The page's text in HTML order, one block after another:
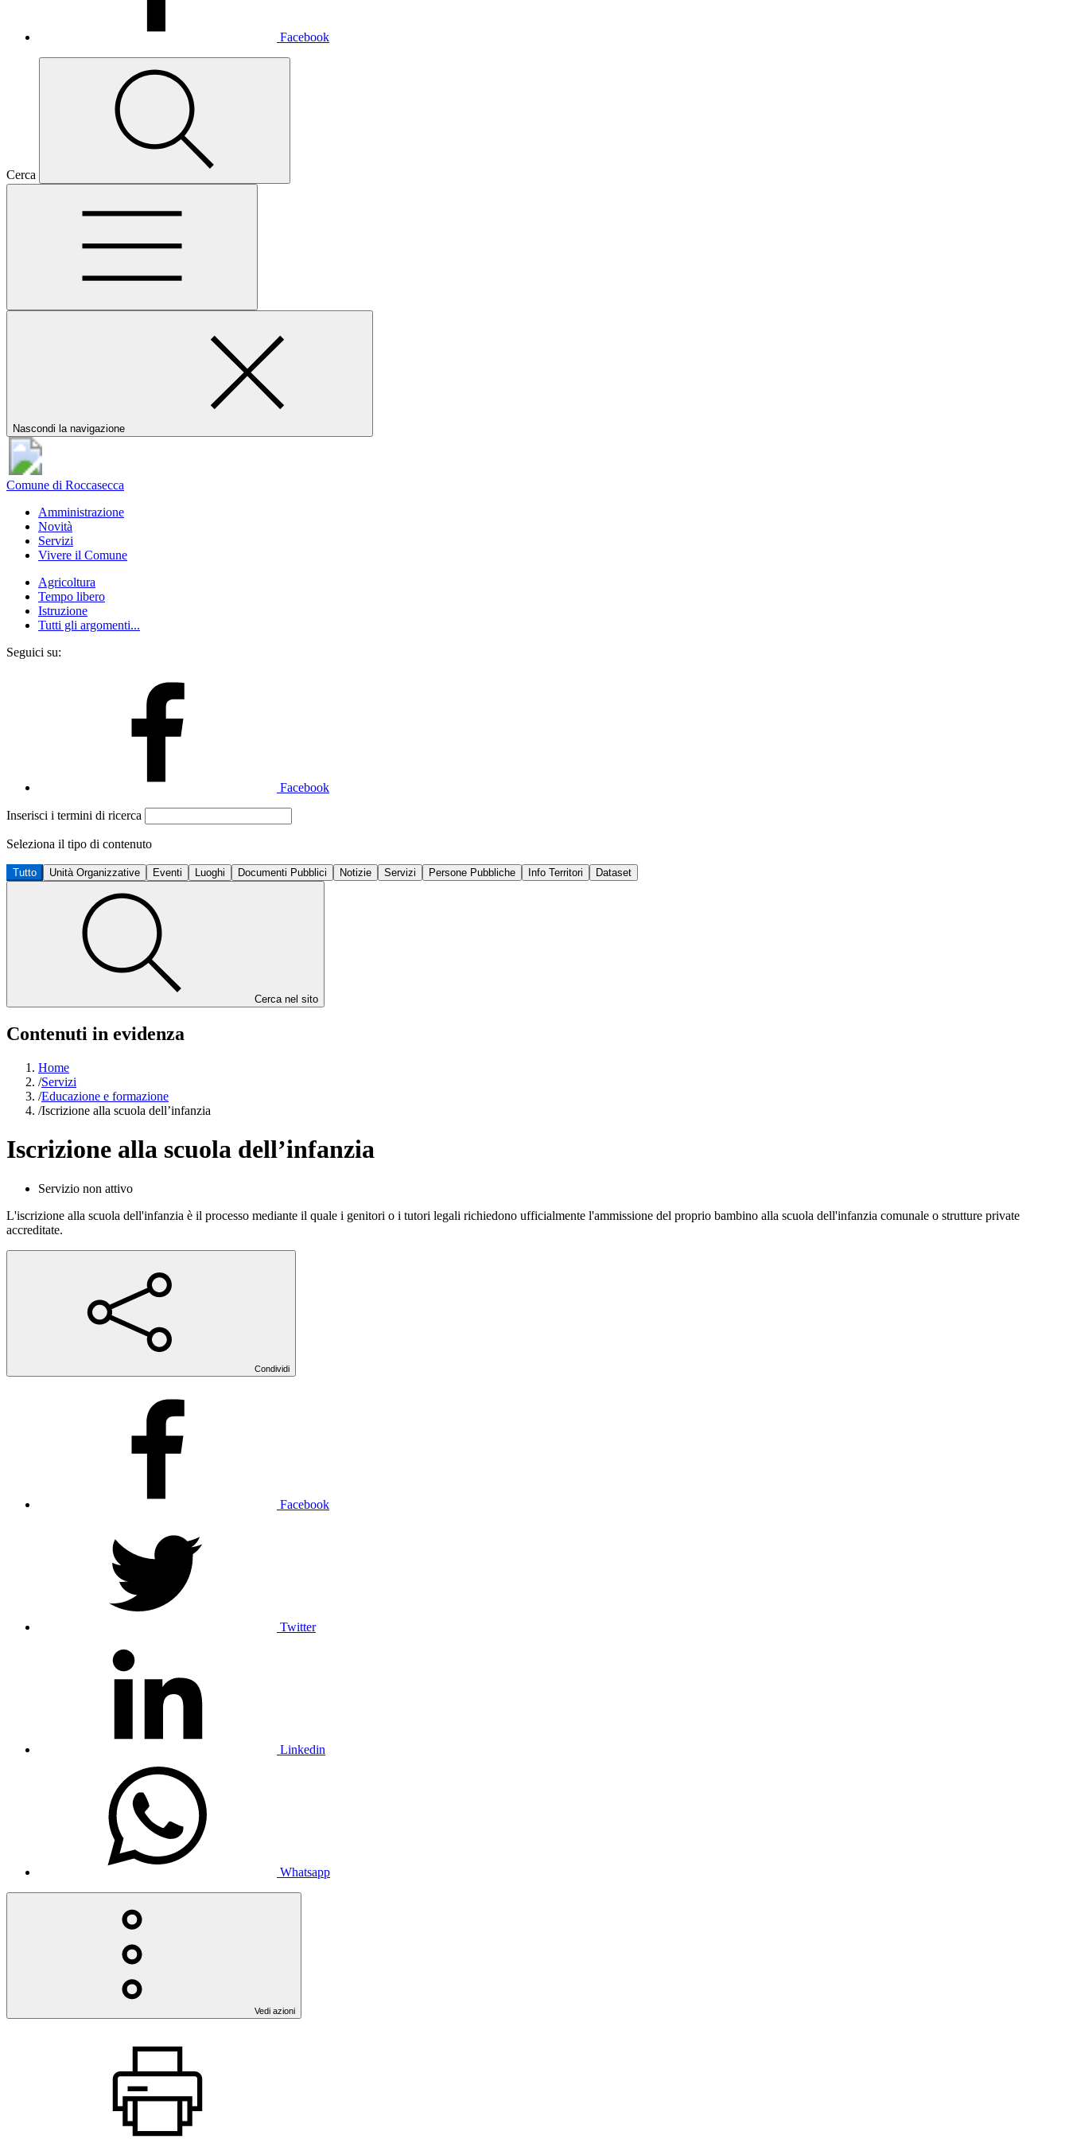
Facebook
Cerca
Nascondi la navigazione
Comune di Roccasecca
Amministrazione
Novità
Servizi
Vivere il Comune
Agricoltura
Tempo libero
Istruzione
Tutti gli argomenti...
Seguici su:
Facebook
Inserisci i termini di ricerca
Seleziona il tipo di contenuto
Tutto Unità Organizzative Eventi Luoghi Documenti Pubblici Notizie Servizi Persone Pubbliche Info Territori Dataset
Cerca nel sito
Contenuti in evidenza
Home
/Servizi
/Educazione e formazione
/Iscrizione alla scuola dell’infanzia
Iscrizione alla scuola dell’infanzia
Servizio non attivo
L'iscrizione alla scuola dell'infanzia è il processo mediante il quale i genitori o i tutori legali richiedono ufficialmente l'ammissione del proprio bambino alla scuola dell'infanzia comunale o strutture private
accreditate.
Condividi
Facebook
Twitter
Linkedin
Whatsapp
Vedi azioni